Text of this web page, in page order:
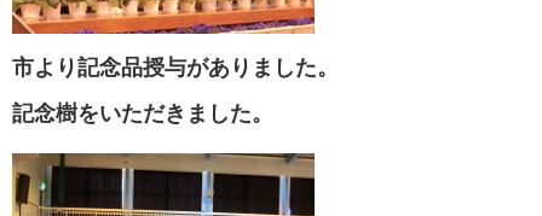
市より記念品授与がありました。
記念樹をいただきました。